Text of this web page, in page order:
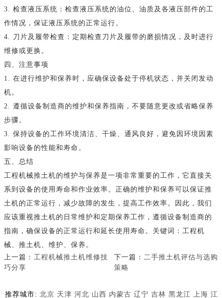
3. 检查液压系统：检查液压系统的油位、油质及各液压部件的工
作情况，保证液压系统的正常运行。
4. 刀片及履带检查：定期检查刀片及履带的磨损情况，及时进行
维修或更换。
四、注意事项
1. 在进行维护和保养时，应确保设备处于停机状态，并关闭发动
机。
2. 遵循设备制造商的维护和保养指南，不要随意更改或省略保养
步骤。
3. 保持设备的工作环境清洁、干燥、通风良好，避免因环境因素
影响设备的性能和寿命。
五、总结
工程机械推土机的维护与保养是一项非常重要的工作，它直接关
系到设备的使用寿命和作业效率。正确的维护和保养可以保证推
土机的正常运行，减少故障的发生，提高工作效率。因此，我们
应该重视推土机的日常维护和定期保养工作，遵循设备制造商的
指南，确保设备的正常运行和延长使用寿命。关键词：工程机
械、推土机、维护、保养。
上一篇： 工程机械推土机维修技
巧分享
下一篇： 二手推土机评估与选购
策略
推荐城市: 北京 天津 河北 山西 内蒙古 辽宁 吉林 黑龙江 上海 江